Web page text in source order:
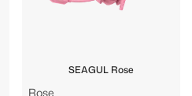
SEAGUL Rose
Rose